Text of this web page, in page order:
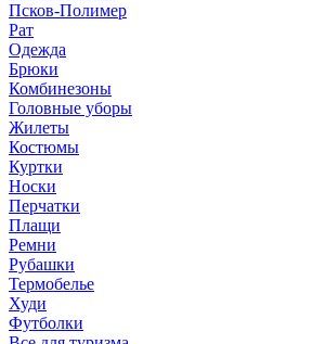
Псков-Полимер
Рат
Одежда
Брюки
Комбинезоны
Головные уборы
Жилеты
Костюмы
Куртки
Носки
Перчатки
Плащи
Ремни
Рубашки
Термобелье
Худи
Футболки